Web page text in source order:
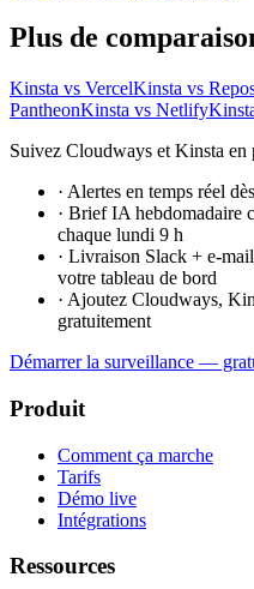
Plus de
Kinsta vs VercelKinsta vs
PantheonKinsta vs Netlify
Suivez Cloudways et Kinsta en
· Alertes en temps réel
· Brief IA hebdomadaire
chaque lundi 9 h
· Livraison Slack + e-
votre tableau de bord
· Ajoutez Cloudways,
gratuitement
Démarrer la surveillance —
Produit
Comment ça marche
Tarifs
Démo live
Intégrations
Ressources